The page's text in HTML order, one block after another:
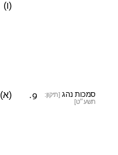
(ו)
9. סמכות נהג[תיקון:
תשע״ט]
(א)